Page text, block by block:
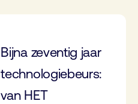
Bijna zeventig jaar
technologiebeurs:
van HET